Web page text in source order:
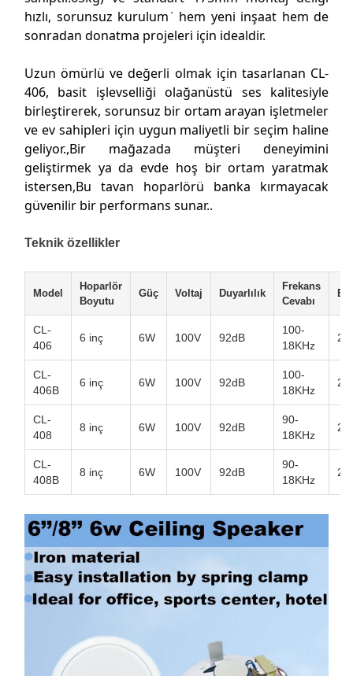
hızlı, sorunsuz kurulum ̇ hem yeni inşaat hem de
sonradan donatma projeleri için idealdir.
Uzun ömürlü ve değerli olmak için tasarlanan CL-
406, basit işlevselliği olağanüstü ses kalitesiyle
birleştirerek, sorunsuz bir ortam arayan işletmeler
ve ev sahipleri için uygun maliyetli bir seçim haline
geliyor.,Bir mağazada müşteri deneyimini
geliştirmek ya da evde hoş bir ortam yaratmak
istersen,Bu tavan hoparlörü banka kırmayacak
güvenilir bir performans sunar..
Teknik özellikler
Model
Hoparlör
Boyutu
Güç Voltaj Duyarlılık
Frekans
Cevabı
CL-
406
6 inç 6W 100V 92dB
100-
18KHz
CL-
406B
6 inç 6W 100V 92dB
100-
18KHz
CL-
408
8 inç 6W 100V 92dB
90-
18KHz
CL-
408B
8 inç 6W 100V 92dB
90-
18KHz